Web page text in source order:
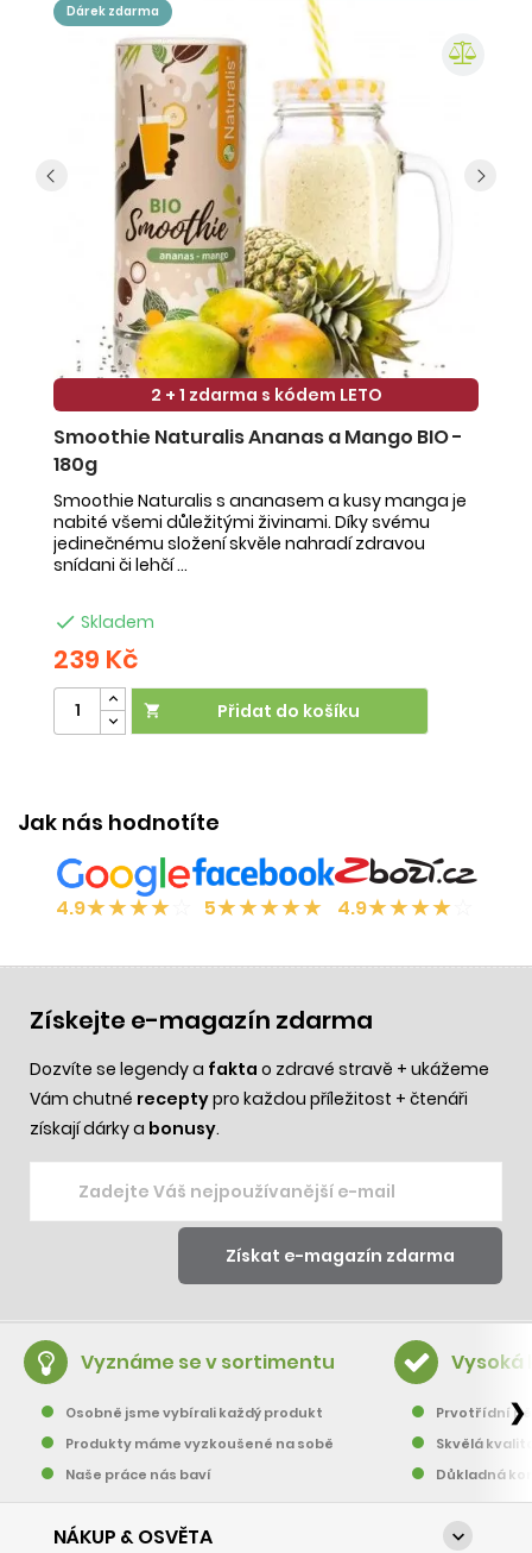
dárek zdarma
2 + 1 zdarma s kódem LETO
Smoothie Naturalis Ananas a Mango BIO -
180g
Smoothie Naturalis s ananasem a kusy manga je
nabité všemi důležitými živinami. Díky svému
jedinečnému složení skvěle nahradí zdravou
snídani či lehčí ...
 Skladem
239 Kč
 Přidat do košíku
Jak nás hodnotíte
4.9★★★★ 5★★★★★ 4.9★★★★
Získejte e-magazín zdarma
Dozvíte se legendy a fakta o zdravé stravě + ukážeme
Vám chutné receptypro každou příležitost + čtenáři
získají dárky a bonusy.
Vyznáme se v sortimentu
Osobně jsme vybírali každý produkt
Produkty máme vyzkoušené na sobě
Naše práce nás baví
Vysoká
Prvotřídní
Skvělá
Důkladná
❯
NÁKUP & OSVĚTA 